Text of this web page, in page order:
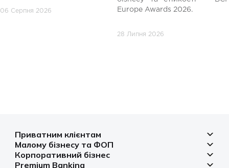
06 Серпня 2026
Europe Awards 2026.
28 Липня 2026
Приватним клієнтам
Депозити
Кредити
Малому бізнесу та ФОП
Рахунок для бізнесу
Корпоративний бізнес
Рахунки і платежі
Premium Banking